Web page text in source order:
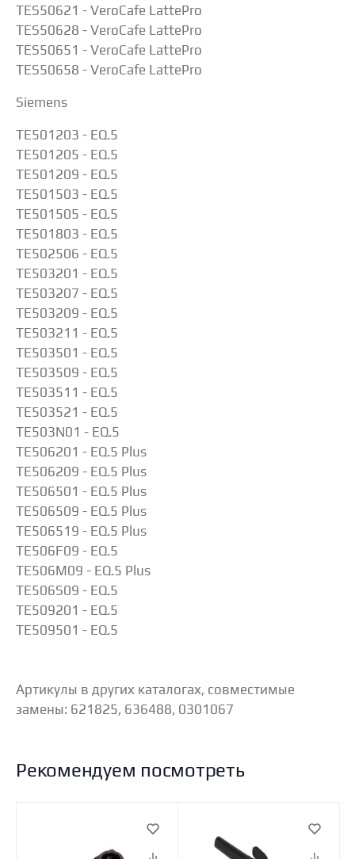
TES50621 - VeroCafe LattePro
TES50628 - VeroCafe LattePro
TES50651 - VeroCafe LattePro
TES50658 - VeroCafe LattePro
Siemens
TE501203 - EQ.5
TE501205 - EQ.5
TE501209 - EQ.5
TE501503 - EQ.5
TE501505 - EQ.5
TE501803 - EQ.5
TE502506 - EQ.5
TE503201 - EQ.5
TE503207 - EQ.5
TE503209 - EQ.5
TE503211 - EQ.5
TE503501 - EQ.5
TE503509 - EQ.5
TE503511 - EQ.5
TE503521 - EQ.5
TE503N01 - EQ.5
TE506201 - EQ.5 Plus
TE506209 - EQ.5 Plus
TE506501 - EQ.5 Plus
TE506509 - EQ.5 Plus
TE506519 - EQ.5 Plus
TE506F09 - EQ.5
TE506M09 - EQ.5 Plus
TE506S09 - EQ.5
TE509201 - EQ.5
TE509501 - EQ.5
Артикулы в других каталогах, совместимые
замены: 621825, 636488, 0301067
Рекомендуем посмотреть